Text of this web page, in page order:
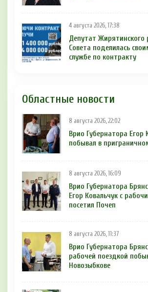
4 августа 2026, 17:38
Депутат Жирятинского
Совета поделилась
службе по контракту
Областные новости
8 августа 2026, 22:02
Врио Губернатора Егор
побывал в
8 августа 2026, 16:09
Врио Губернатора
Егор Ковальчук с
посетил Почеп
8 августа 2026, 11:37
Врио Губернатора
рабочей поездкой
Новозыбкове